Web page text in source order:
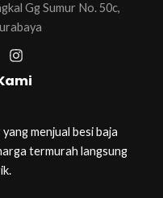
Gg Sumur No. 50c,
menjual besi baja
termurah langsung